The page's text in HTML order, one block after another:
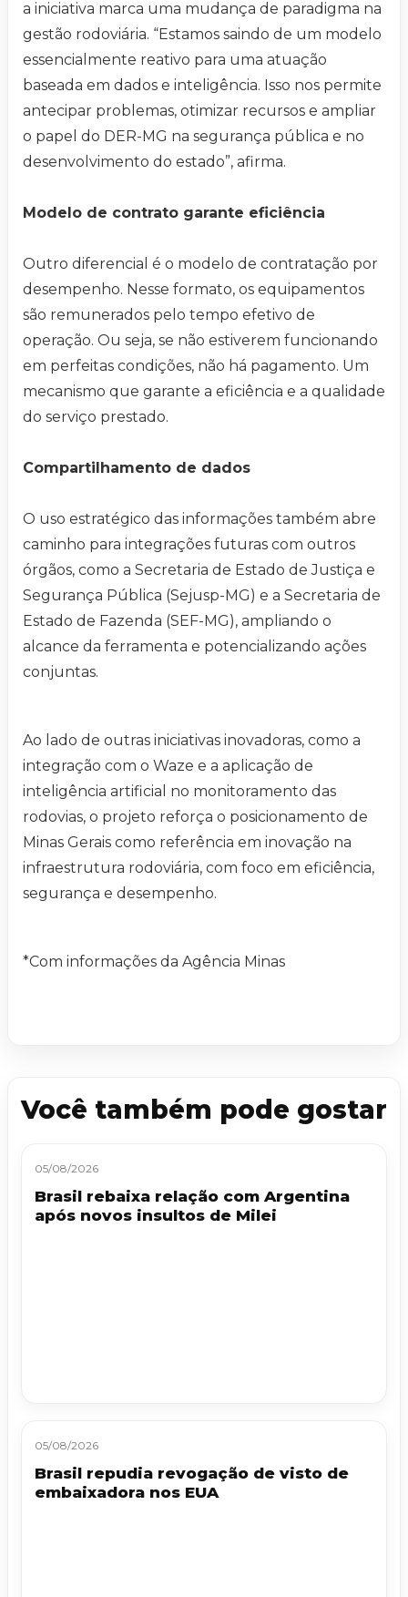
a iniciativa marca uma mudança de paradigma na
gestão rodoviária. “Estamos saindo de um modelo
essencialmente reativo para uma atuação
baseada em dados e inteligência. Isso nos permite
antecipar problemas, otimizar recursos e ampliar
o papel do DER-MG na segurança pública e no
desenvolvimento do estado”, afirma.
Modelo de contrato garante eficiência
Outro diferencial é o modelo de contratação por
desempenho. Nesse formato, os equipamentos
são remunerados pelo tempo efetivo de
operação. Ou seja, se não estiverem funcionando
em perfeitas condições, não há pagamento. Um
mecanismo que garante a eficiência e a qualidade
do serviço prestado.
Compartilhamento de dados
O uso estratégico das informações também abre
caminho para integrações futuras com outros
órgãos, como a Secretaria de Estado de Justiça e
Segurança Pública (Sejusp-MG) e a Secretaria de
Estado de Fazenda (SEF-MG), ampliando o
alcance da ferramenta e potencializando ações
conjuntas.
Ao lado de outras iniciativas inovadoras, como a
integração com o Waze e a aplicação de
inteligência artificial no monitoramento das
rodovias, o projeto reforça o posicionamento de
Minas Gerais como referência em inovação na
infraestrutura rodoviária, com foco em eficiência,
segurança e desempenho.
*Com informações da Agência Minas
Você também pode gostar
05/08/2026
Brasil rebaixa relação com Argentina
após novos insultos de Milei
05/08/2026
Brasil repudia revogação de visto de
embaixadora nos EUA